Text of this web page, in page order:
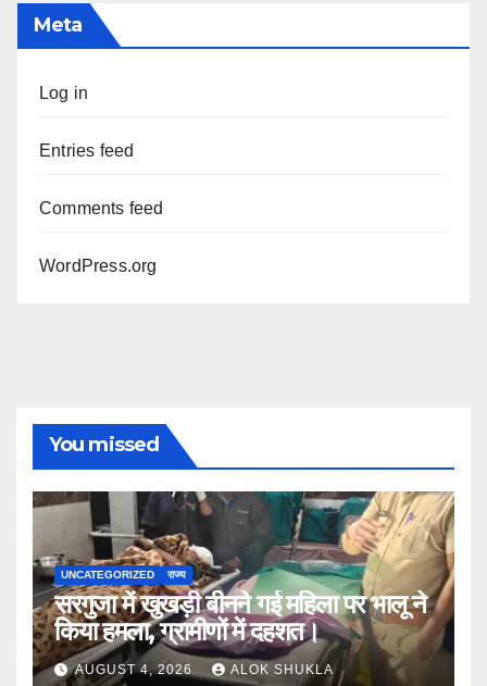
Meta
Log in
Entries feed
Comments feed
WordPress.org
You missed
UNCATEGORIZED राज्य
सरगुजा में खुखड़ी बीनने गई महिला पर भालू ने
किया हमला, ग्रामीणों में दहशत।
AUGUST 4, 2026 ALOK SHUKLA